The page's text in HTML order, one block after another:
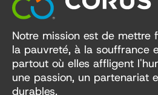
Notre mission est de mettre
la pauvreté, à la souffrance
partout où elles affligent
une passion, un partenariat
durables.